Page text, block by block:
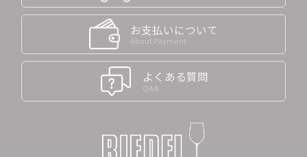
お支払いについて
About Payment
よくある質問
Q&A